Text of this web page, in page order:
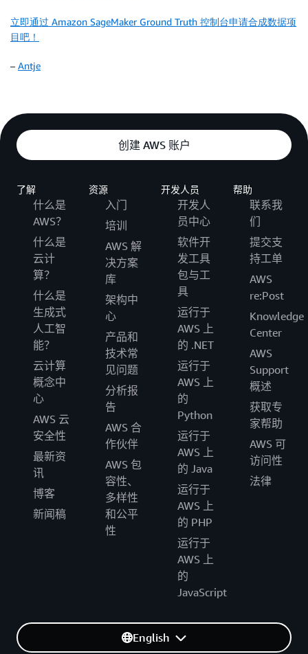
立即通过 Amazon SageMaker Ground Truth 控制台申请合成数据项
目吧！
– Antje
创建 AWS 账户
了解
什么是
AWS？
什么是
云计
算？
什么是
生成式
人工智
能？
云计算
概念中
心
AWS 云
安全性
最新资
讯
博客
新闻稿
资源
入门
培训
AWS 解
决方案
库
架构中
心
产品和
技术常
见问题
分析报
告
AWS 合
作伙伴
AWS 包
容性、
多样性
和公平
性
开发人员
开发人
员中心
软件开
发工具
包与工
具
运行于
AWS 上
的 .NET
运行于
AWS 上
的
Python
运行于
AWS 上
的 Java
运行于
AWS 上
的 PHP
运行于
AWS 上
的
JavaScript
帮助
联系我
们
提交支
持工单
AWS
re:Post
Knowledge
Center
AWS
Support
概述
获取专
家帮助
AWS 可
访问性
法律
English